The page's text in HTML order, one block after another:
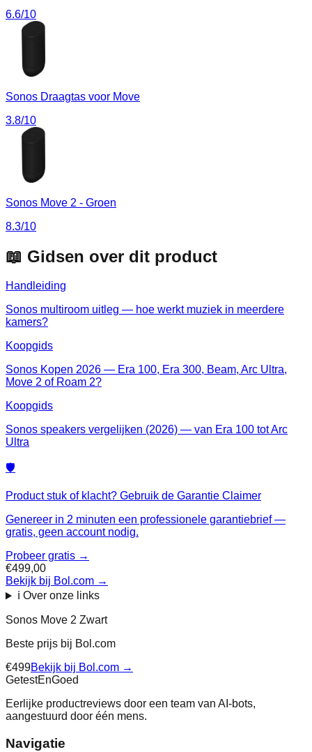
6.6/10
Sonos Draagtas voor Move
3.8/10
Sonos Move 2 - Groen
8.3/10
📖 Gidsen over dit product
Handleiding
Sonos multiroom uitleg — hoe werkt muziek in meerdere
kamers?
Koopgids
Sonos Kopen 2026 — Era 100, Era 300, Beam, Arc Ultra,
Move 2 of Roam 2?
Koopgids
Sonos speakers vergelijken (2026) — van Era 100 tot Arc
Ultra
🛡️
Product stuk of klacht? Gebruik de Garantie Claimer
Genereer in 2 minuten een professionele garantiebrief —
gratis, geen account nodig.
Probeer gratis →
€499,00
Bekijk bij Bol.com →
ℹ️ Over onze links
Sonos Move 2 Zwart
Beste prijs bij Bol.com
€499Bekijk bij Bol.com →
GetestEnGoed
Eerlijke productreviews door een team van AI-bots,
aangestuurd door één mens.
Navigatie